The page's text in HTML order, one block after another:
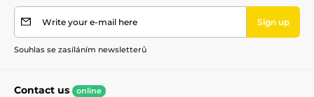
Shooting mode
Write your e-mail here Sign up
Souhlas se zasíláním newsletterů
Contact us online